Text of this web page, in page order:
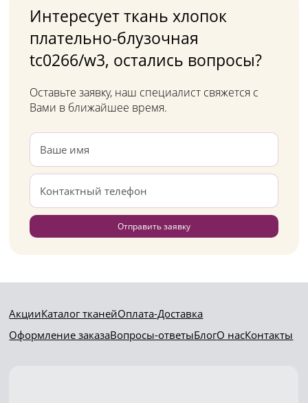
Интересует ткань хлопок
плательно-блузочная
tc0266/w3, остались вопросы?
Оставьте заявку, наш специалист свяжется с
Вами в ближайшее время.
Отправить заявку
АкцииКаталог тканейОплата-Доставка
Оформление заказаВопросы-ответыБлогО насКонтакты